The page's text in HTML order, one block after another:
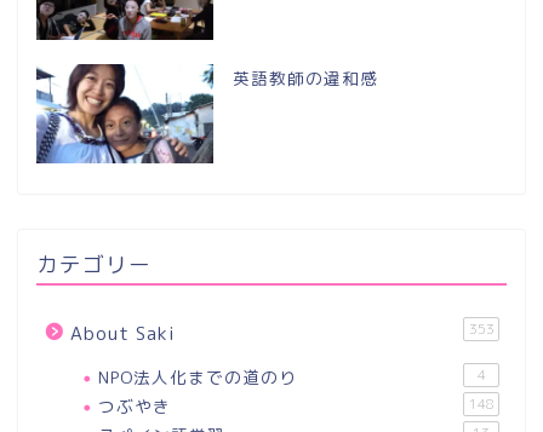
英語教師の違和感
カテゴリー
About Saki 353
NPO法人化までの道のり 4
つぶやき 148